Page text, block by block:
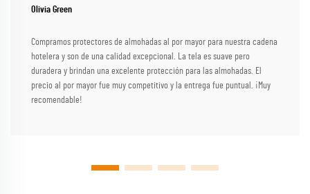
Olivia Green
Compramos protectores de almohadas al por mayor para nuestra cadena
hotelera y son de una calidad excepcional. La tela es suave pero
duradera y brindan una excelente protección para las almohadas. El
precio al por mayor fue muy competitivo y la entrega fue puntual. ¡Muy
recomendable!